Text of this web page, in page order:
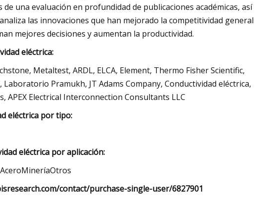
una evaluación en profundidad de publicaciones académicas, así
las innovaciones que han mejorado la competitividad general
mejores decisiones y aumentan la productividad.
eléctrica:
Metaltest, ARDL, ELCA, Element, Thermo Fisher Scientific,
Pramukh, JT Adams Company, Conductividad eléctrica,
APEX Electrical Interconnection Consultants LLC
eléctrica por tipo:
eléctrica por aplicación:
contact/purchase-single-user/6827901